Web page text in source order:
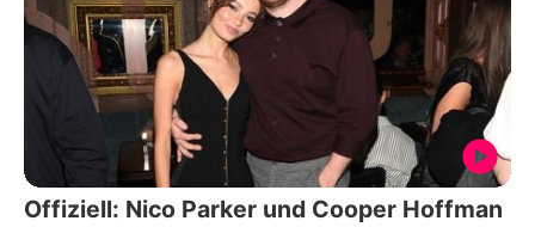
Offiziell: Nico Parker und Cooper Hoffman